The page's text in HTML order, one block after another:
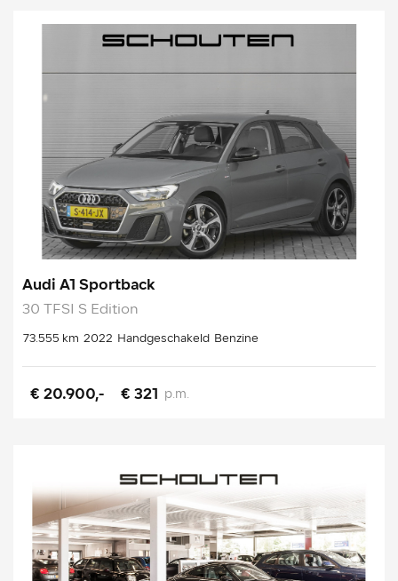
Audi A1 Sportback
30 TFSI S Edition
73.555 km 2022 Handgeschakeld Benzine
€ 20.900,- € 321 p.m.